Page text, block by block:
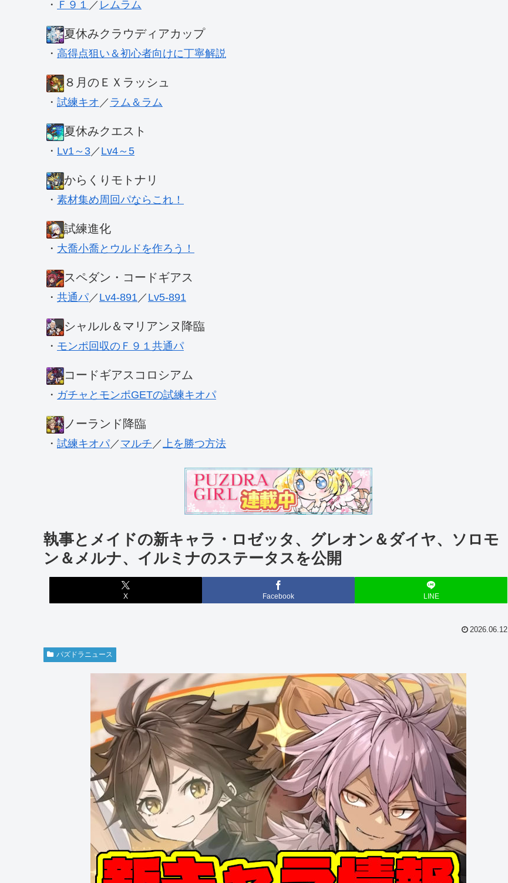
・ Ｆ９１ ／ レムラム
夏休みクラウディアカップ
・ 高得点狙い＆初心者向けに丁寧解説
８月のＥＸラッシュ
・ 試練キオ ／ ラム＆ラム
夏休みクエスト
・ Lv1～3 ／ Lv4～5
からくりモトナリ
・ 素材集め周回パならこれ！
試練進化
・ 大喬小喬とウルドを作ろう！
スペダン・コードギアス
・ 共通パ／ Lv4-891 ／ Lv5-891
シャルル＆マリアンヌ降臨
・ モンポ回収のＦ９１共通パ
コードギアスコロシアム
・ ガチャとモンポGETの試練キオパ
ノーランド降臨
・ 試練キオパ／ マルチ ／ 上を勝つ方法
執事とメイドの新キャラ・ロゼッタ、グレオン＆ダイヤ、ソロモ
ン＆メルナ、イルミナのステータスを公開
X Facebook LINE
2026.06.12
パズドラニュース